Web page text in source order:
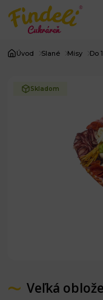
Úvod Slané Misy Do
Skladom
Veľká